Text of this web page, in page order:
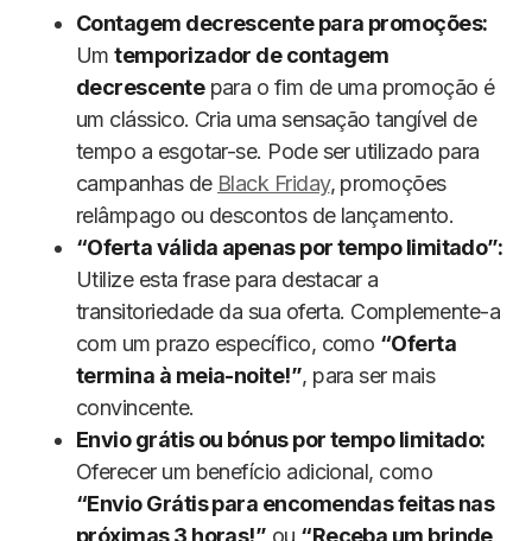
Contagem decrescente para promoções:
Umtemporizador de contagem
decrescentepara o fim de uma promoção é
um clássico. Cria uma sensação tangível de
tempo a esgotar-se. Pode ser utilizado para
campanhas de Black Friday, promoções
relâmpago ou descontos de lançamento.
“Oferta válida apenas por tempo limitado”:
Utilize esta frase para destacar a
transitoriedade da sua oferta. Complemente-a
com um prazo específico, como “Oferta
termina à meia-noite!”, para ser mais
convincente.
Envio grátis ou bónus por tempo limitado:
Oferecer um benefício adicional, como
“Envio Grátis para encomendas feitas nas
próximas 3 horas!” ou “Receba um brinde